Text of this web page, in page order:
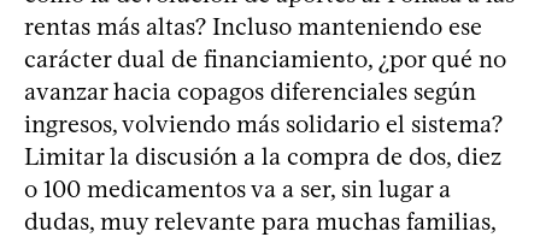
rentas más altas? Incluso manteniendo ese
carácter dual de financiamiento, ¿por qué no
avanzar hacia copagos diferenciales según
ingresos, volviendo más solidario el sistema?
Limitar la discusión a la compra de dos, diez
o 100 medicamentos va a ser, sin lugar a
dudas, muy relevante para muchas familias,